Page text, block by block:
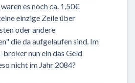
es noch ca. 1,50€
einzige Zeile über
oder andere
die da aufgelaufen sind. Im
broker nun ein das Geld
nicht im Jahr 2084?